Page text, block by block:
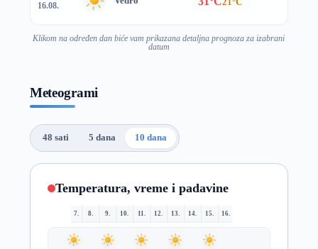
16.08.
Klikom na određen dan biće vam prikazana detaljna prognoza za izabrani
datum
Meteogrami
48 sati 5 dana 10 dana
Temperatura, vreme i padavine
7. 8. 9. 10. 11. 12. 13. 14. 15. 16.